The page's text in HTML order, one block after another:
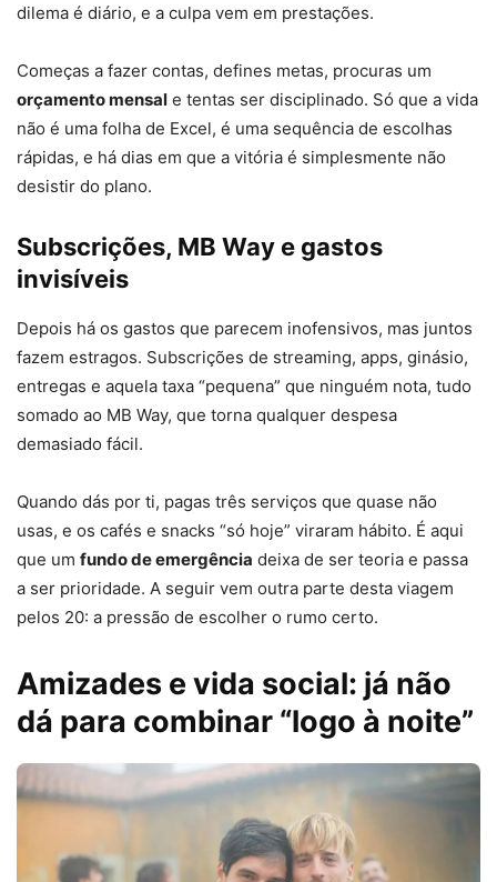
dilema é diário, e a culpa vem em prestações.
Começas a fazer contas, defines metas, procuras um
orçamento mensal e tentas ser disciplinado. Só que a vida
não é uma folha de Excel, é uma sequência de escolhas
rápidas, e há dias em que a vitória é simplesmente não
desistir do plano.
Subscrições, MB Way e gastos
invisíveis
Depois há os gastos que parecem inofensivos, mas juntos
fazem estragos. Subscrições de streaming, apps, ginásio,
entregas e aquela taxa “pequena” que ninguém nota, tudo
somado ao MB Way, que torna qualquer despesa
demasiado fácil.
Quando dás por ti, pagas três serviços que quase não
usas, e os cafés e snacks “só hoje” viraram hábito. É aqui
que um fundo de emergência deixa de ser teoria e passa
a ser prioridade. A seguir vem outra parte desta viagem
pelos 20: a pressão de escolher o rumo certo.
Amizades e vida social: já não
dá para combinar “logo à noite”